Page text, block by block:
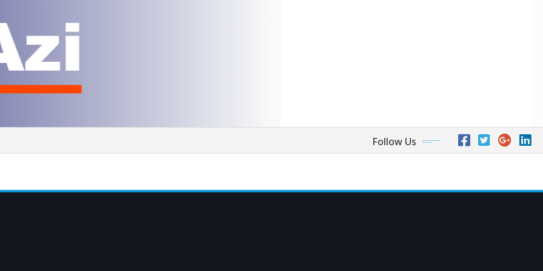
Follow Us